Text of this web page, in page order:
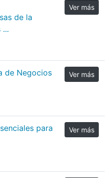
de la
Ver más
de Negocios
Ver más
para
Ver más